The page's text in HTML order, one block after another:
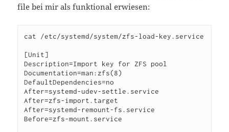
file bei mir als funktional erwiesen:
cat /etc/systemd/system/zfs-load-key.service
[Unit]
Description=Import key for ZFS pool
Documentation=man:zfs(8)
DefaultDependencies=no
After=systemd-udev-settle.service
After=zfs-import.target
After=systemd-remount-fs.service
Before=zfs-mount.service